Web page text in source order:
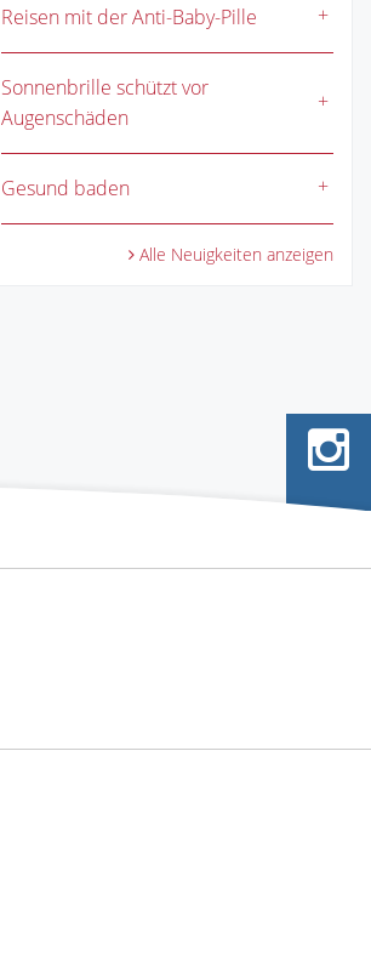
Reisen mit der Anti-Baby-Pille
Sonnenbrille schützt vor
Augenschäden
Gesund baden
Alle Neuigkeiten anzeigen